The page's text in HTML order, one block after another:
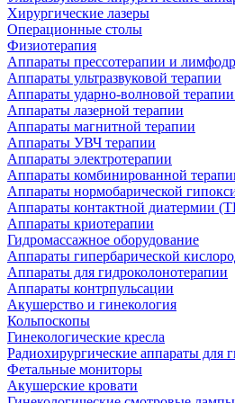
Хирургические лазеры
Операционные столы
Физиотерапия
Аппараты прессотерапии и
Аппараты ультразвуковой терапии
Аппараты ударно-волновой
Аппараты лазерной терапии
Аппараты магнитной терапии
Аппараты УВЧ терапии
Аппараты электротерапии
Аппараты комбинированной
Аппараты нормобарической
Аппараты контактной диатермии
Аппараты криотерапии
Гидромассажное оборудование
Аппараты гипербарической
Аппараты для гидроколонотерапии
Аппараты контрпульсации
Акушерство и гинекология
Кольпоскопы
Гинекологические кресла
Радиохирургические аппараты для
Фетальные мониторы
Акушерские кровати